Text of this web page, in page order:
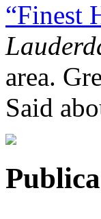
“Finest
area.
Said